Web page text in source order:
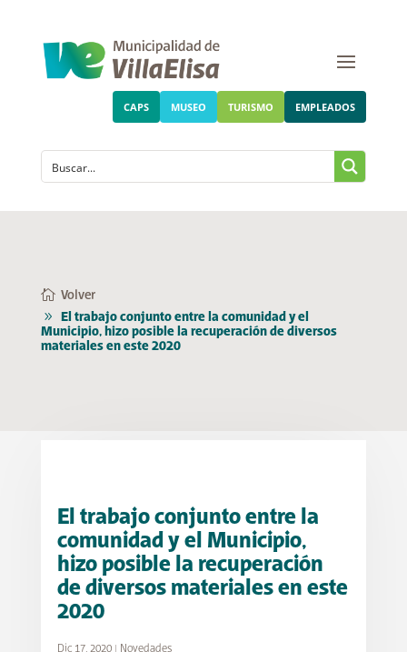
CAPS MUSEO TURISMO EMPLEADOS
Volver
El trabajo conjunto entre la comunidad y el
Municipio, hizo posible la recuperación de diversos
materiales en este 2020
El trabajo conjunto entre la
comunidad y el Municipio,
hizo posible la recuperación
de diversos materiales en este
2020
Dic 17, 2020| Novedades